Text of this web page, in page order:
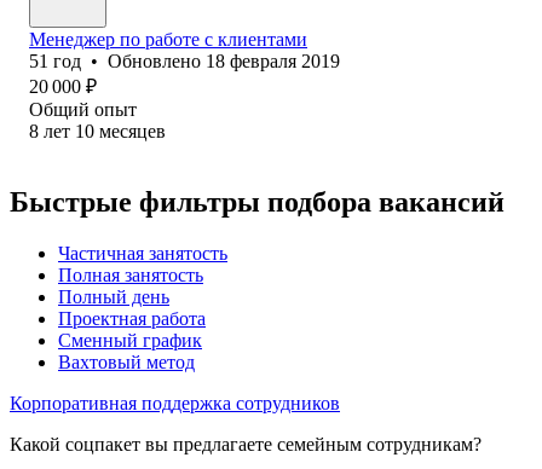
Менеджер по работе с клиентами
51 год • Обновлено 18 февраля 2019
20 000 ₽
Общий опыт
8 лет 10 месяцев
Быстрые фильтры подбора вакансий
Частичная занятость
Полная занятость
Полный день
Проектная работа
Сменный график
Вахтовый метод
Корпоративная поддержка сотрудников
Какой соцпакет вы предлагаете семейным сотрудникам?